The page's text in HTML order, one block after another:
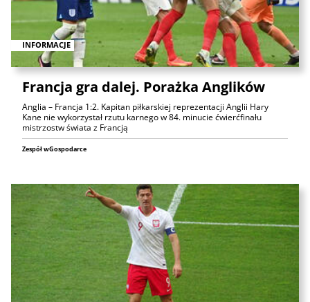
INFORMACJE
Francja gra dalej. Porażka Anglików
Anglia – Francja 1:2. Kapitan piłkarskiej reprezentacji Anglii Hary
Kane nie wykorzystał rzutu karnego w 84. minucie ćwierćfinału
mistrzostw świata z Francją
Zespół wGospodarce